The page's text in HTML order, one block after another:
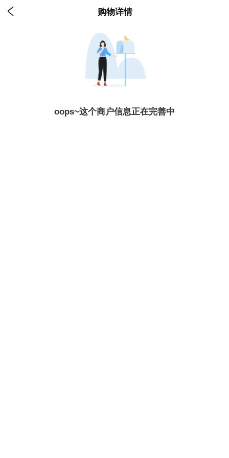
 购物详情
oops~这个商户信息正在完善中